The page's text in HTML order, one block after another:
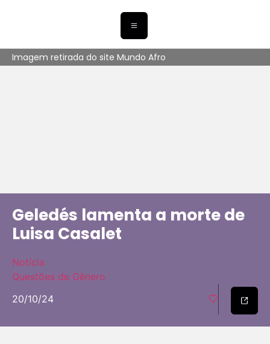
Imagem retirada do site Mundo Afro
Geledés lamenta a morte de
Luisa Casalet
Notícia
Questões de Gênero
20/10/24